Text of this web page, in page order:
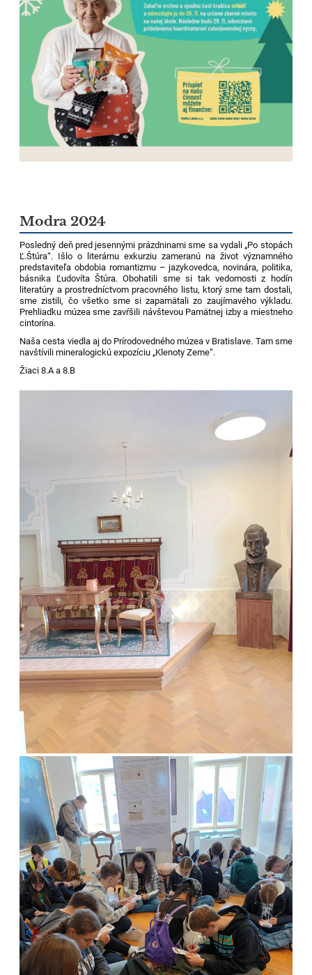
Modra 2024
Posledný deň pred jesennými prázdninami sme sa vydali „Po stopách
Ľ.Štúra“. Išlo o literárnu exkurziu zameranú na život významného
predstaviteľa obdobia romantizmu – jazykovedca, novinára, politika,
básnika Ľudovíta Štúra. Obohatili sme si tak vedomosti z hodín
literatúry a prostredníctvom pracovného listu, ktorý sme tam dostali,
sme zistili, čo všetko sme si zapamätali zo zaujímavého výkladu.
Prehliadku múzea sme zavŕšili návštevou Pamätnej izby a miestneho
cintorína.
Naša cesta viedla aj do Prírodovedného múzea v Bratislave. Tam sme
navštívili mineralogickú expozíciu „Klenoty Zeme“.
Žiaci 8.A a 8.B